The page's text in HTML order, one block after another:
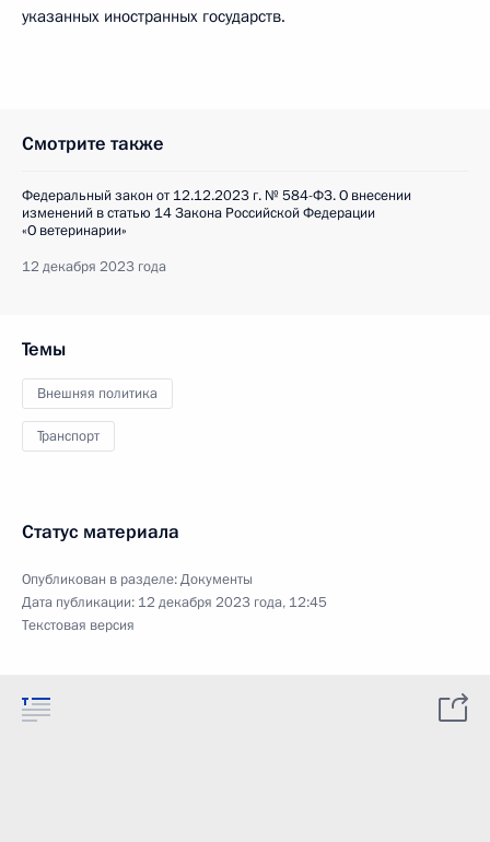
указанных иностранных государств.
Смотрите также
Федеральный закон от 12.12.2023 г. № 584-ФЗ. О внесении
изменений в статью 14 Закона Российской Федерации
«О ветеринарии»
12 декабря 2023 года
Темы
Внешняя политика
Транспорт
Статус материала
Опубликован в разделе:Документы
Дата публикации: 12 декабря 2023 года, 12:45
Текстовая версия